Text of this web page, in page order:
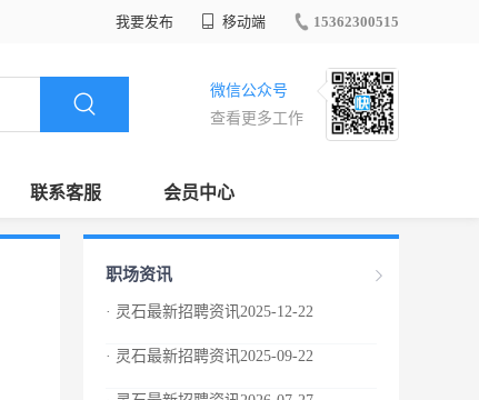
我要发布 移动端 15362300515
微信公众号
查看更多工作
联系客服 会员中心
职场资讯
· 灵石最新招聘资讯2025-12-22
· 灵石最新招聘资讯2025-09-22